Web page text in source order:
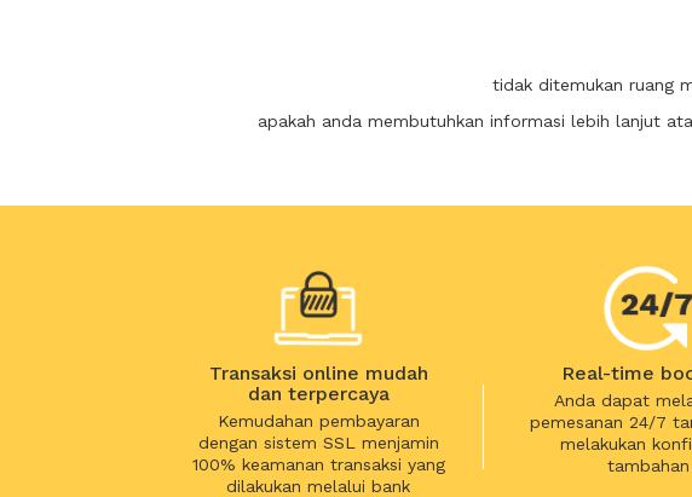
tidak ditemukan ruang
apakah anda membutuhkan informasi lebih lanjut
Transaksi online mudah
dan terpercaya
Kemudahan pembayaran
dengan sistem SSL menjamin
100% keamanan transaksi yang
dilakukan melalui bank
Real-time
Anda dapat
pemesanan 24/7
melakukan
tambahan